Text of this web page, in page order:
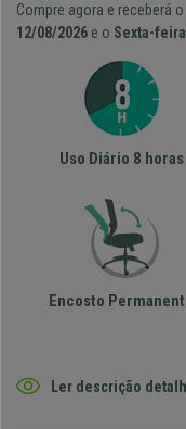
Compre agora e receberá
12/08/2026 e o Sexta-
Uso Diário 8 horas
Encosto
Ler descrição